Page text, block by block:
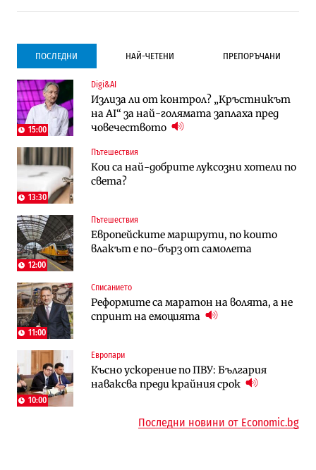
ПОСЛЕДНИ НАЙ-ЧЕТЕНИ ПРЕПОРЪЧАНИ
15:00
Digi&AI
Излиза ли от контрол? „Кръстникът
на AI“ за най-голямата заплаха пред
човечеството
13:30
Пътешествия
Кои са най-добрите луксозни хотели по
света?
12:00
Пътешествия
Европейските маршрути, по които
влакът е по-бърз от самолета
11:00
Списанието
Реформите са маратон на волята, а не
спринт на емоцията
10:00
Европари
Късно ускорение по ПВУ: България
наваксва преди крайния срок
Градоустройство
Столична община избра изпълнител за
преместването на трамвайното
трасе по бул. „Скобелев“
Компании
Vivacom предлага над 150 устройства с
90% отстъпка през август
Компании
„Ендуросат“ ще строи огромен
космически и отбранителен център в
Енергетика
АЕЦ „Козлодуй“ ще работи само още
няколко седмици, ако сушата продължи
Енергетика
Държавният ТЕЦ „Марица изток 2“
работи с 5 блока
Компании
Vivacom предлага над 150 устройства с
90% отстъпка през август
Градоустройство
Столична община избра изпълнител за
преместването на трамвайното
Енергетика
Държавният ТЕЦ „Марица изток 2“
работи с 5 блока
To:know
Последни дни с обозначаване на цените
в лева: Какво предстои?
Компании
„Ендуросат“ ще строи огромен
космически и отбранителен център в
Последни новини от Economic.bg